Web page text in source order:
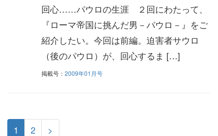
回心……パウロの生涯 ２回にわたって、
『ローマ帝国に挑んだ男－パウロ－』をご
紹介したい。今回は前編。迫害者サウロ
（後のパウロ）が、回心するま […]
掲載号： 2009年01月号
1 2 >